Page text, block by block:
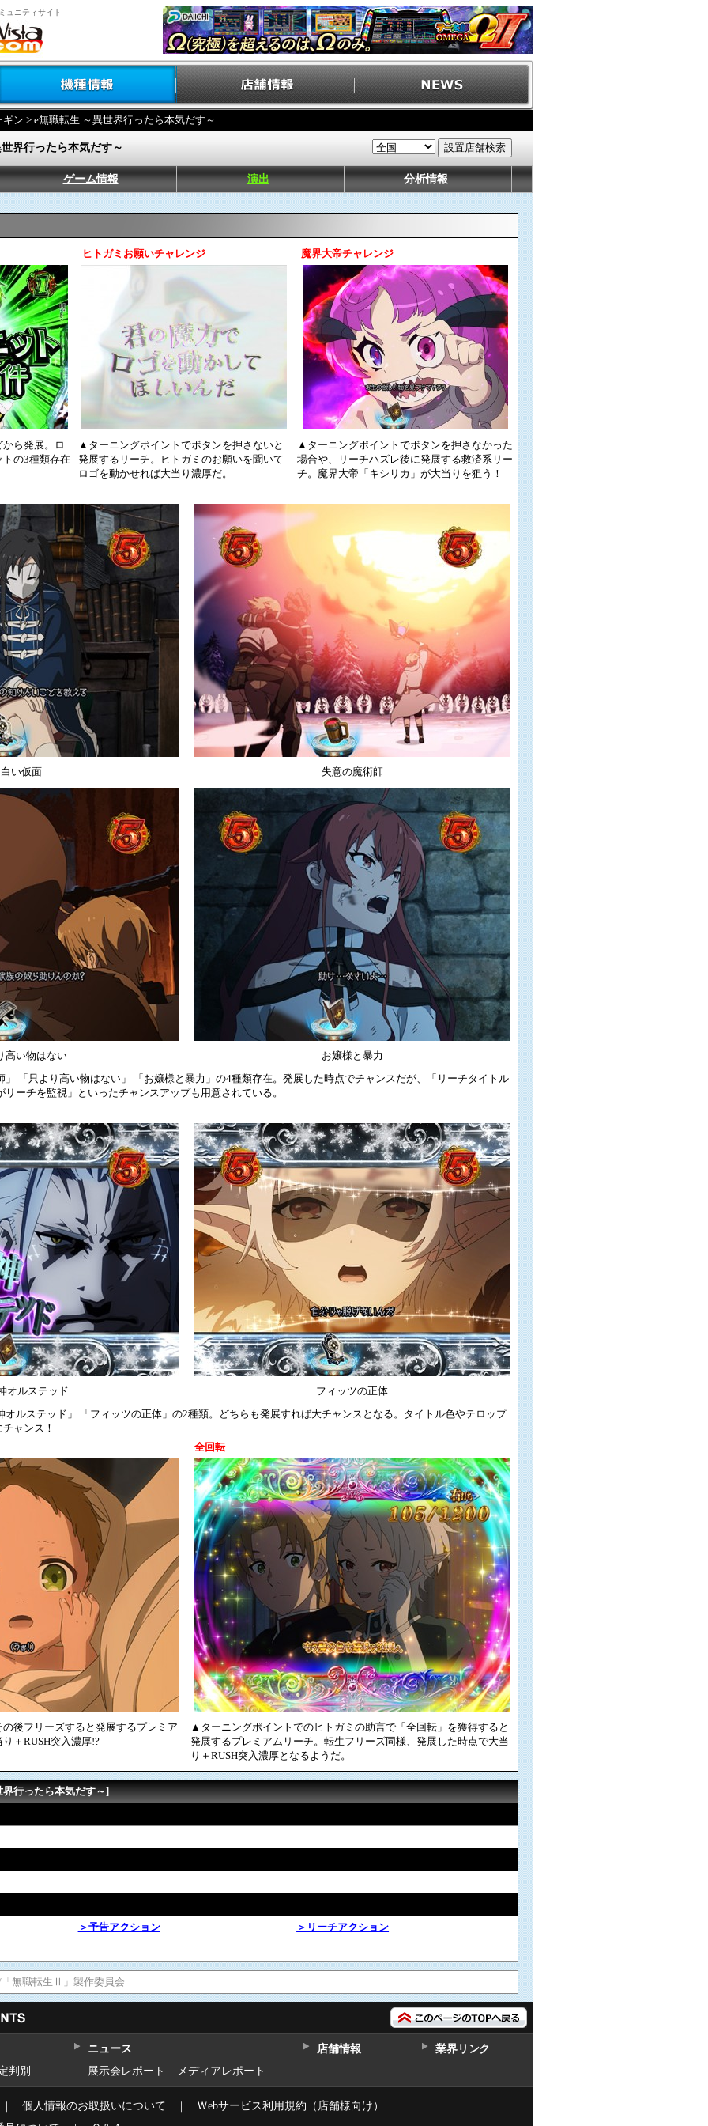
ュニティサイト
ギン > e無職転生 ～異世界行ったら本気だす～
界行ったら本気だす～
ゲーム情報 演出 分析情報
ヒトガミお願いチャレンジ 魔界大帝チャレンジ
ら発展。ロ
の3種類存在
▲ターニングポイントでボタンを押さないと
発展するリーチ。ヒトガミのお願いを聞いて
ロゴを動かせれば大当り濃厚だ。
▲ターニングポイントでボタンを押さなかった
場合や、リーチハズレ後に発展する救済系リー
チ。魔界大帝「キシリカ」が大当りを狙う！
白い仮面 失意の魔術師
高い物はない
お嬢様と暴力
「只より高い物はない」 「お嬢様と暴力」の4種類存在。発展した時点でチャンスだが、「リーチタイトル
ーチを監視」といったチャンスアップも用意されている。
オルステッド
フィッツの正体
ルステッド」 「フィッツの正体」の2種類。どちらも発展すれば大チャンスとなる。タイトル色やテロップ
ャンス！
全回転
後フリーズすると発展するプレミア
＋RUSH突入濃厚!?
▲ターニングポイントでのヒトガミの助言で「全回転」を獲得すると
発展するプレミアムリーチ。転生フリーズ同様、発展した時点で大当
り＋RUSH突入濃厚となるようだ。
行ったら本気だす～]
＞予告アクション ＞リーチアクション
無職転生Ⅱ」製作委員会
判別
ニュース
展示会レポート
メディアレポート
店舗情報 業界リンク
個人情報のお取扱いについて ｜ Ｗebサービス利用規約（店舗様向け）